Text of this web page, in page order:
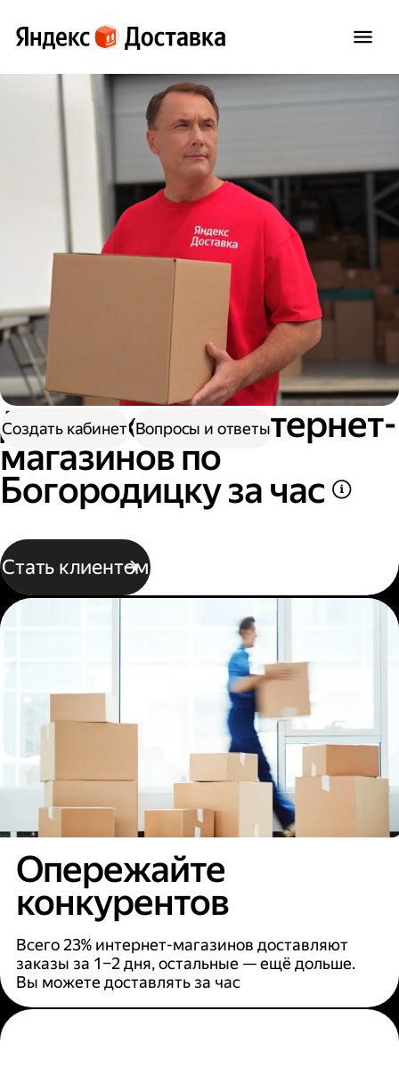
Доставка для интернет-
магазинов по
Богородицку за час
Стать клиентом
Создать кабинет Вопросы и ответы
Опережайте
конкурентов
Всего 23% интернет-магазинов доставляют
заказы за 1–2 дня, остальные — ещё дольше.
Вы можете доставлять за час